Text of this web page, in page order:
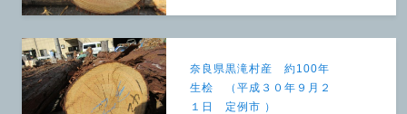
奈良県黒滝村産 約100年
生桧 （平成３０年９月２
１日 定例市 ）